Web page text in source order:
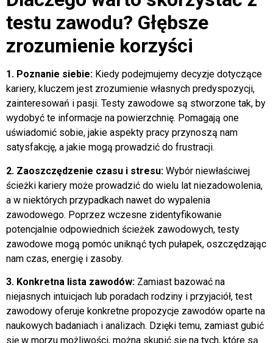
testu zawodu? Głębsze
zrozumienie korzyści
1. Poznanie siebie: Kiedy podejmujemy decyzje dotyczące
kariery, kluczem jest zrozumienie własnych predyspozycji,
zainteresowań i pasji. Testy zawodowe są stworzone tak, by
wydobyć te informacje na powierzchnię. Pomagają one
uświadomić sobie, jakie aspekty pracy przynoszą nam
satysfakcję, a jakie mogą prowadzić do frustracji.
2. Zaoszczędzenie czasu i stresu: Wybór niewłaściwej
ścieżki kariery może prowadzić do wielu lat niezadowolenia,
a w niektórych przypadkach nawet do wypalenia
zawodowego. Poprzez wczesne zidentyfikowanie
potencjalnie odpowiednich ścieżek zawodowych, testy
zawodowe mogą pomóc uniknąć tych pułapek, oszczędzając
nam czas, energię i zasoby.
3. Konkretna lista zawodów: Zamiast bazować na
niejasnych intuicjach lub poradach rodziny i przyjaciół, test
zawodowy oferuje konkretne propozycje zawodów oparte na
naukowych badaniach i analizach. Dzięki temu, zamiast gubić
się w morzu możliwości, można skupić się na tych, które są